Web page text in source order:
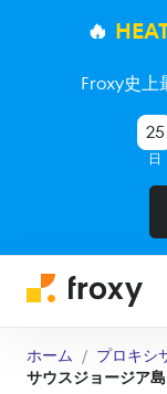
🔥
Froxy史上
25
日
ホーム
プロキシ
サウスジョージア